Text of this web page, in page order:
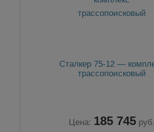
Сталкер 75-12 —
трассопоисковый
Цена: 185 745 руб.